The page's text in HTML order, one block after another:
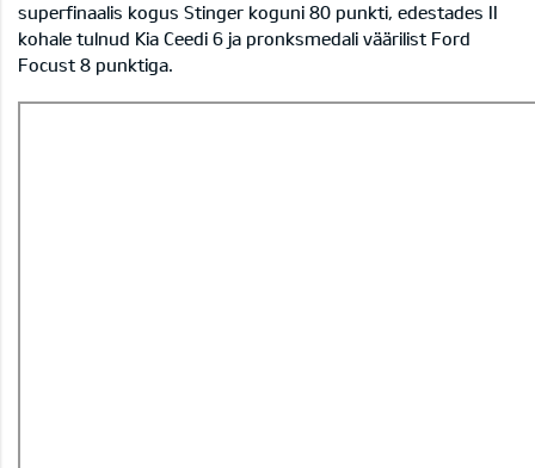
superfinaalis kogus Stinger koguni 80 punkti, edestades II
kohale tulnud Kia Ceedi 6 ja pronksmedali väärilist Ford
Focust 8 punktiga.